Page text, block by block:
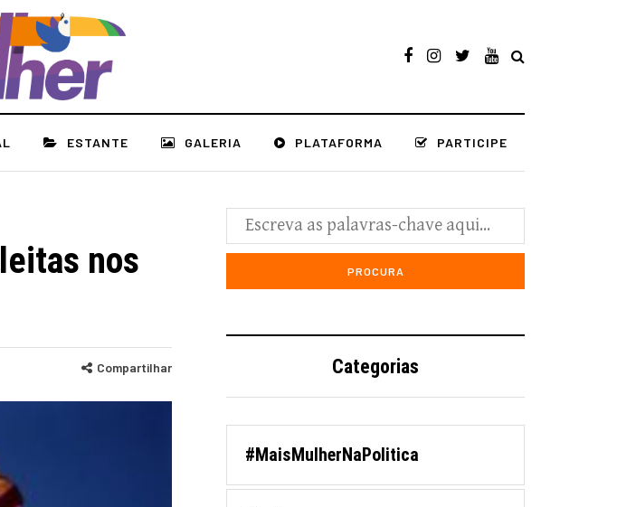
ESTANTE GALERIA PLATAFORMA PARTICIPE
nos
Compartilhar Categorias
#MaisMulherNaPolitica